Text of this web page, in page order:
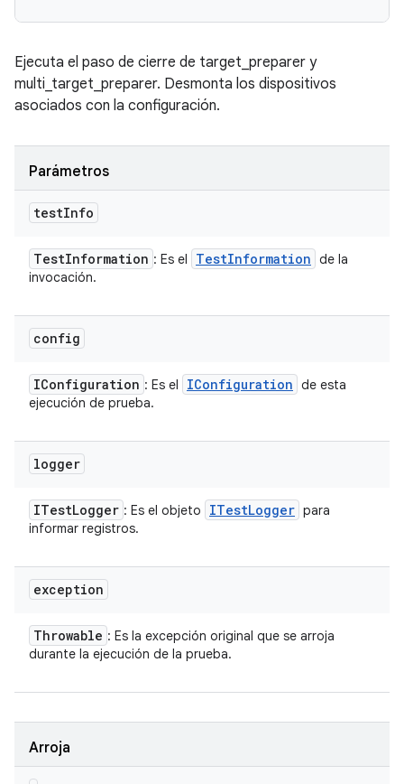
Ejecuta el paso de cierre de target_preparer y
multi_target_preparer. Desmonta los dispositivos
asociados con la configuración.
Parámetros
testInfo
TestInformation : Es el TestInformation de la
invocación.
config
IConfiguration : Es el IConfiguration de esta
ejecución de prueba.
logger
ITestLogger : Es el objeto ITestLogger para
informar registros.
exception
Throwable : Es la excepción original que se arroja
durante la ejecución de la prueba.
Arroja